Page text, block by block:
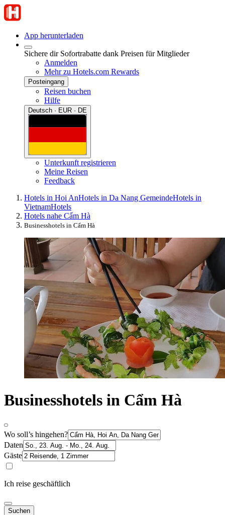
App herunterladen
Sichere dir Sofortrabatte dank Preisen für Mitglieder
Anmelden
Mehr zu Hotels.com Rewards
Posteingang
Reisen buchen
Hilfe
Deutsch · EUR · DE
Unterkunft registrieren
Meine Reisen
Feedback
Hotels in Hoi AnHotels in Da Nang GemeindeHotels in
VietnamHotels
Hotels nahe Cẩm Hà
Businesshotels in Cẩm Hà
Businesshotels in Cẩm Hà
Wo soll’s hingehen?
Daten
Gäste
Ich reise geschäftlich
Suchen